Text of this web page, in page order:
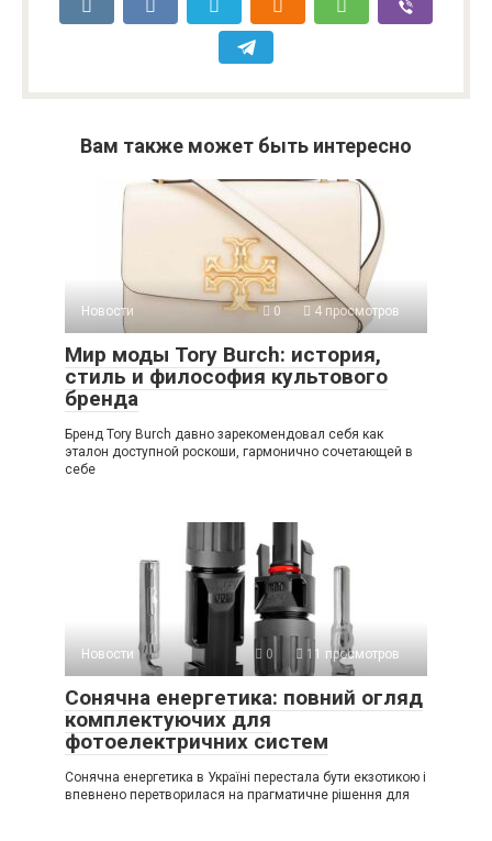
Вам также может быть интересно
Новости 0 4 просмотров
Мир моды Tory Burch: история,
стиль и философия культового
бренда
Бренд Tory Burch давно зарекомендовал себя как
эталон доступной роскоши, гармонично сочетающей в
себе
Новости 0 11 просмотров
Сонячна енергетика: повний огляд
комплектуючих для
фотоелектричних систем
Сонячна енергетика в Україні перестала бути екзотикою і
впевнено перетворилася на прагматичне рішення для